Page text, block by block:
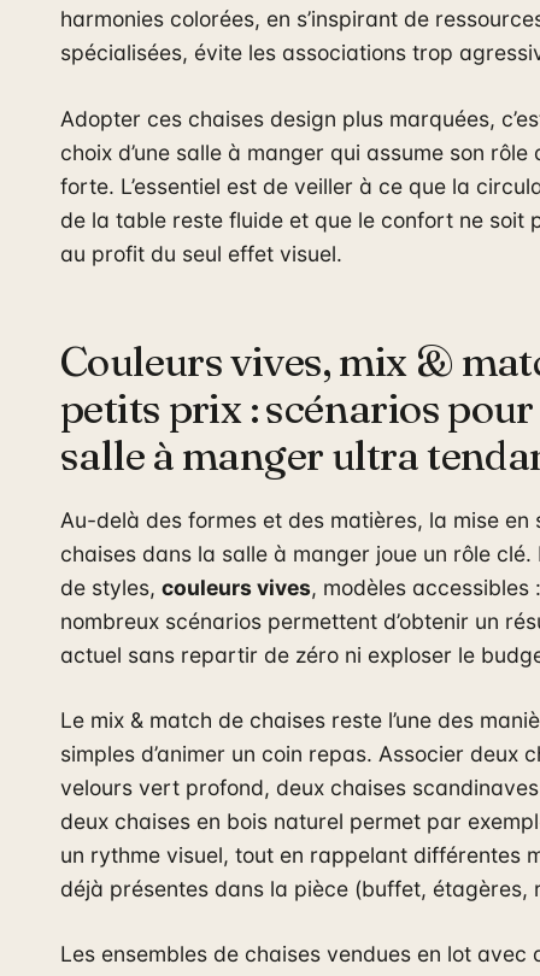
harmonies colorées, en s’inspirant de
spécialisées, évite les associations trop
Adopter ces chaises design plus marquées,
choix d’une salle à manger qui assume son rôle
forte. L’essentiel est de veiller à ce que la
de la table reste fluide et que le confort ne soit
au profit du seul effet visuel.
Couleurs vives, mix &
petits prix : scénarios
salle à manger ultra
Au-delà des formes et des matières, la mise en
chaises dans la salle à manger joue un rôle clé.
de styles, couleurs vives, modèles accessibles
nombreux scénarios permettent d’obtenir un
actuel sans repartir de zéro ni exploser le
Le mix & match de chaises reste l’une des
simples d’animer un coin repas. Associer deux
velours vert profond, deux chaises
deux chaises en bois naturel permet par
un rythme visuel, tout en rappelant différentes
déjà présentes dans la pièce (buffet, étagères,
Les ensembles de chaises vendues en lot avec